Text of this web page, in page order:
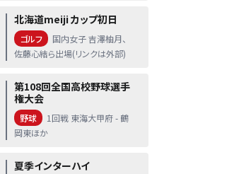
北海道meiji カップ初日
ゴルフ
国内女子 吉澤柚月、
佐藤心結ら出場(リンクは外部)
第108回全国高校野球選手
権大会
野球
1回戦 東海大甲府 - 鶴
岡東ほか
夏季インターハイ